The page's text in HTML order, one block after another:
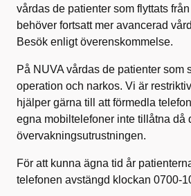
vårdas de patienter som flyttats
behöver fortsatt mer avancerad
Besök enligt överenskommelse.
På NUVA vårdas de patienter som
operation och narkos. Vi är
hjälper gärna till att förmedla
egna mobiltelefoner inte tillåtna då
övervakningsutrustningen.
För att kunna ägna tid år
telefonen avstängd klockan 0700-